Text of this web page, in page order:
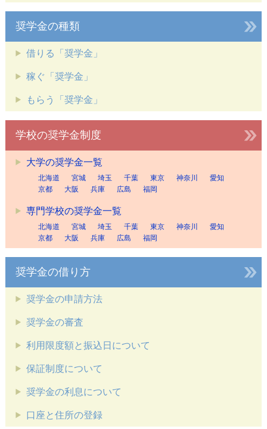
奨学金の種類
借りる「奨学金」
稼ぐ「奨学金」
もらう「奨学金」
学校の奨学金制度
大学の奨学金一覧
北海道 宮城 埼玉 千葉 東京 神奈川
愛知
京都
大阪 兵庫 広島 福岡
専門学校の奨学金一覧
北海道 宮城 埼玉 千葉 東京 神奈川
愛知
京都
大阪 兵庫 広島 福岡
奨学金の借り方
奨学金の申請方法
奨学金の審査
利用限度額と振込日について
保証制度について
奨学金の利息について
口座と住所の登録